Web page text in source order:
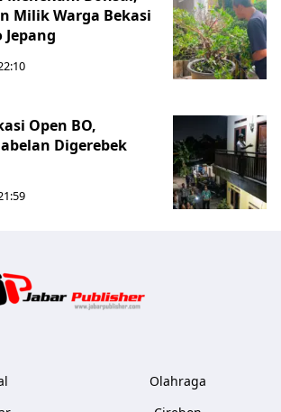
Milik Warga Bekasi
Open BO,
Digerebek
Olahraga